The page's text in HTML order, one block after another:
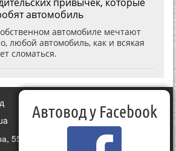
автомобиль
автомобиле мечтают
любой автомобиль, как и всякая
сломаться.
55, Київ, Україна
Автовод у Facebook